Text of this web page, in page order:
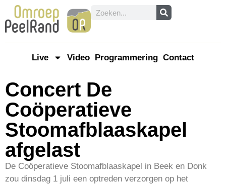
Live Video Programmering Contact
Concert De
Coöperatieve
Stoomafblaaskapel
afgelast
De Coöperatieve Stoomafblaaskapel in Beek en Donk
zou dinsdag 1 juli een optreden verzorgen op het